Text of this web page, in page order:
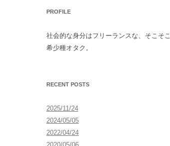
PROFILE
社会的な身分はフリーランスな、そこそこ
希少種オタク。
RECENT POSTS
2025/11/24
2024/05/05
2022/04/24